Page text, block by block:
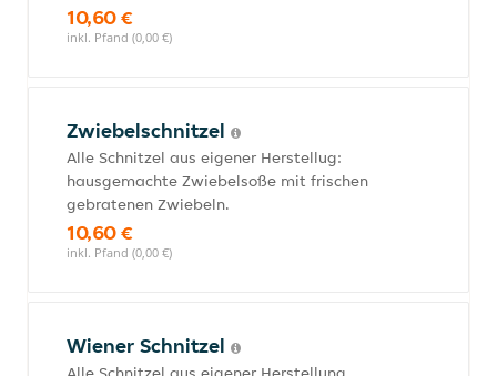
10,60 €
inkl. Pfand (0,00 €)
Zwiebelschnitzel
Alle Schnitzel aus eigener Herstellug:
hausgemachte Zwiebelsoße mit frischen
gebratenen Zwiebeln.
10,60 €
inkl. Pfand (0,00 €)
Wiener Schnitzel